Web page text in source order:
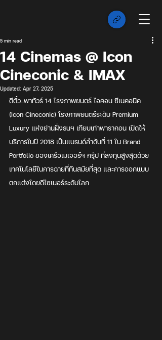
14 Cinemas @ Icon
Cineconic & IMAX
5 min read
Updated: Apr 27, 2025
ตีตั๋ว...พาทัวร์ 14 โรงภาพยนตร์ ไอคอน ซีเนคอนิค
(Icon Cineconic) โรงภาพยนตร์ระดับ Premium
Luxury แห่งย่านฝั่งธนฯ เทียบเท่าพารากอน เปิดให้
บริการในปี 2018 เป็นแบรนด์ลำดับที่ 11 ใน Brand
Portfolio ของเครือเมเจอร์​ฯ กรุ้ป ที่ลงทุนสูงสุดด้วย
เทคโนโลยีในการฉายที่ทันสมัยที่สุด และการออกแบบ
ตกแต่งโดยดีไซเนอร์ระดับโลก